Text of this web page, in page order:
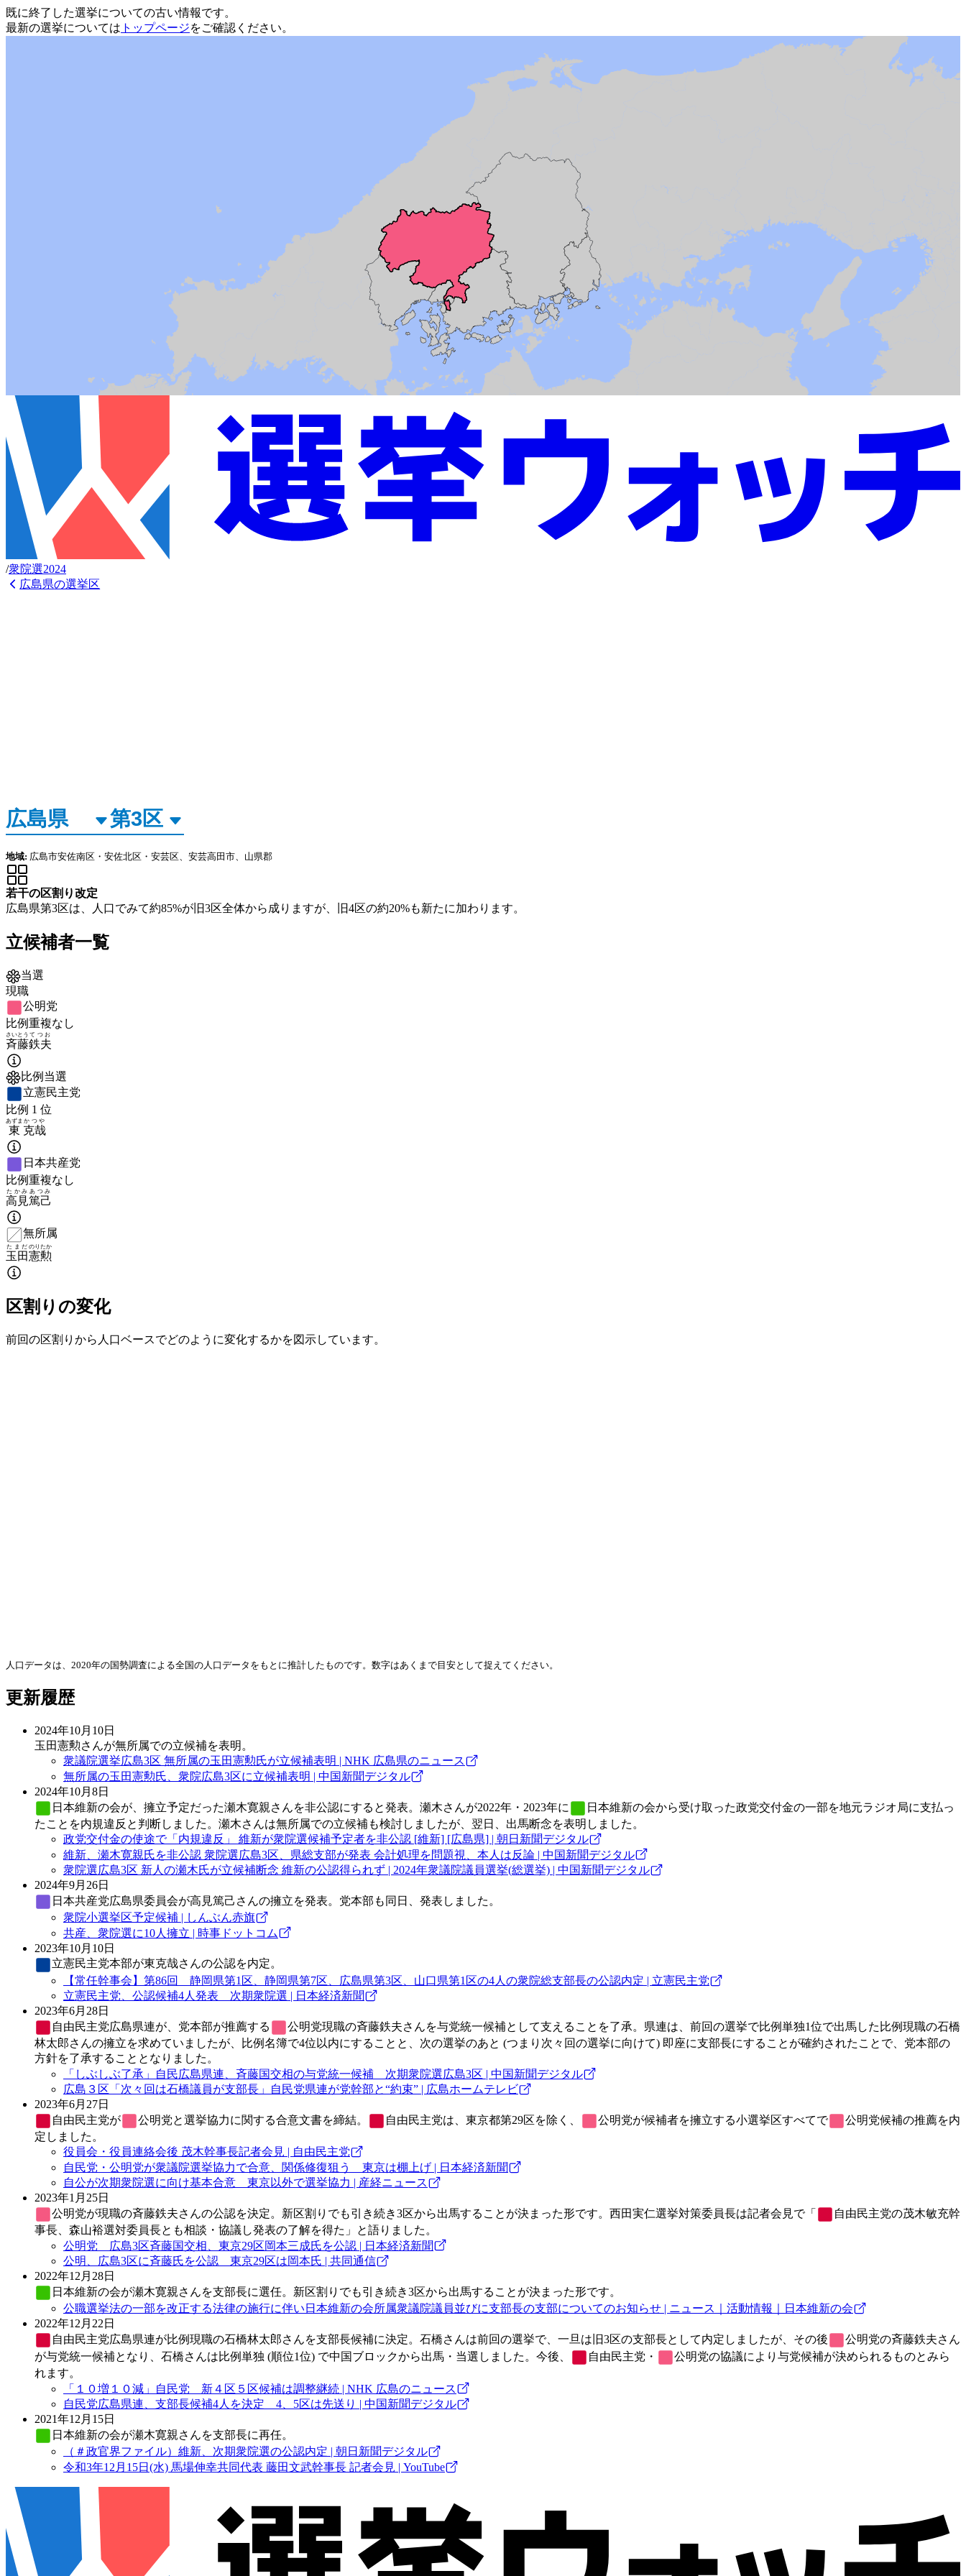
既に終了した選挙についての古い情報です。
最新の選挙については トップページをご確認ください。
/衆院選2024
広島県の選挙区
地域: 広島市安佐南区・安佐北区・安芸区、安芸高田市、山県郡
若干の区割り改定
広島県第3区は、人口でみて約85%が旧3区全体から成りますが、旧4区の約20%も新たに加わります。
立候補者一覧
当選
現職
公明党
比例重複なし
斉藤
さいとう
鉄夫
てつお
比例当選
立憲民主党
比例 1 位
東
あずま
克哉
かつや
日本共産党
比例重複なし
高見
たかみ
篤己
あつみ
無所属
玉田
たまだ
憲勲
のりたか
区割りの変化
前回の区割りから人口ベースでどのように変化するかを図示しています。
人口データは、2020年の国勢調査による全国の人口データをもとに推計したものです。数字はあくまで目安として捉えてください。
更新履歴
2024年10月10日
玉田憲勲さんが無所属での立候補を表明。
衆議院選挙広島3区 無所属の玉田憲勲氏が立候補表明 | NHK 広島県のニュース
無所属の玉田憲勲氏、衆院広島3区に立候補表明 | 中国新聞デジタル
2024年10月8日
日本維新の会が、擁立予定だった瀬木寛親さんを非公認にすると発表。瀬木さんが2022年・2023年に 日本維新の会から受け取った政党交付金の一部を地元ラジオ局に支払っ
たことを内規違反と判断しました。瀬木さんは無所属での立候補も検討しましたが、翌日、出馬断念を表明しました。
政党交付金の使途で「内規違反」 維新が衆院選候補予定者を非公認 [維新] [広島県] | 朝日新聞デジタル
維新、瀬木寛親氏を非公認 衆院選広島3区、県総支部が発表 会計処理を問題視、本人は反論 | 中国新聞デジタル
衆院選広島3区 新人の瀬木氏が立候補断念 維新の公認得られず | 2024年衆議院議員選挙(総選挙) | 中国新聞デジタル
2024年9月26日
日本共産党広島県委員会が高見篤己さんの擁立を発表。党本部も同日、発表しました。
衆院小選挙区予定候補 | しんぶん赤旗
共産、衆院選に10人擁立 | 時事ドットコム
2023年10月10日
立憲民主党本部が東克哉さんの公認を内定。
【常任幹事会】第86回 静岡県第1区、静岡県第7区、広島県第3区、山口県第1区の4人の衆院総支部長の公認内定 | 立憲民主党
立憲民主党、公認候補4人発表 次期衆院選 | 日本経済新聞
2023年6月28日
自由民主党広島県連が、党本部が推薦する 公明党現職の斉藤鉄夫さんを与党統一候補として支えることを了承。県連は、前回の選挙で比例単独1位で出馬した比例現職の石橋
林太郎さんの擁立を求めていましたが、比例名簿で4位以内にすることと、次の選挙のあと (つまり次々回の選挙に向けて) 即座に支部長にすることが確約されたことで、党本部の
方針を了承することとなりました。
「しぶしぶ了承」自民広島県連、斉藤国交相の与党統一候補 次期衆院選広島3区 | 中国新聞デジタル
広島３区「次々回は石橋議員が支部長」自民党県連が党幹部と“約束” | 広島ホームテレビ
2023年6月27日
自由民主党が 公明党と選挙協力に関する合意文書を締結。 自由民主党は、東京都第29区を除く、 公明党が候補者を擁立する小選挙区すべてで 公明党候補の推薦を内
定しました。
役員会・役員連絡会後 茂木幹事長記者会見 | 自由民主党
自民党・公明党が衆議院選挙協力で合意、関係修復狙う 東京は棚上げ | 日本経済新聞
自公が次期衆院選に向け基本合意 東京以外で選挙協力 | 産経ニュース
2023年1月25日
公明党が現職の斉藤鉄夫さんの公認を決定。新区割りでも引き続き3区から出馬することが決まった形です。西田実仁選挙対策委員長は記者会見で「 自由民主党の茂木敏充幹
事長、森山裕選対委員長とも相談・協議し発表の了解を得た」と語りました。
公明党 広島3区斉藤国交相、東京29区岡本三成氏を公認 | 日本経済新聞
公明、広島3区に斉藤氏を公認 東京29区は岡本氏 | 共同通信
2022年12月28日
日本維新の会が瀬木寛親さんを支部長に選任。新区割りでも引き続き3区から出馬することが決まった形です。
公職選挙法の一部を改正する法律の施行に伴い日本維新の会所属衆議院議員並びに支部長の支部についてのお知らせ | ニュース｜活動情報｜日本維新の会
2022年12月22日
自由民主党広島県連が比例現職の石橋林太郎さんを支部長候補に決定。石橋さんは前回の選挙で、一旦は旧3区の支部長として内定しましたが、その後 公明党の斉藤鉄夫さん
が与党統一候補となり、石橋さんは比例単独 (順位1位) で中国ブロックから出馬・当選しました。今後、
自由民主党 ・ 公明党の協議により与党候補が決められるものとみら
れます。
「１０増１０減」自民党 新４区５区候補は調整継続 | NHK 広島のニュース
自民党広島県連、支部長候補4人を決定 4、5区は先送り | 中国新聞デジタル
2021年12月15日
日本維新の会が瀬木寛親さんを支部長に再任。
（＃政官界ファイル）維新、次期衆院選の公認内定 | 朝日新聞デジタル
令和3年12月15日(水) 馬場伸幸共同代表 藤田文武幹事長 記者会見 | YouTube